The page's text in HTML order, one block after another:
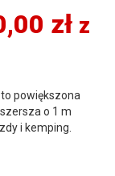
zł
od
z
to powiększona
o 1 m
i kemping.